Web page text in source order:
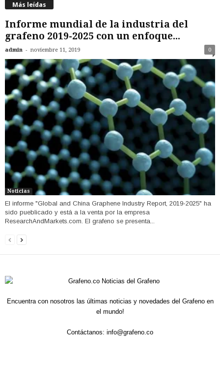
Más leídas
Informe mundial de la industria del
grafeno 2019-2025 con un enfoque...
admin - noviembre 11, 2019 0
Noticias
El informe "Global and China Graphene Industry Report, 2019-2025" ha
sido pueblicado y está a la venta por la empresa
ResearchAndMarkets.com. El grafeno se presenta...
Encuentra con nosotros las últimas noticias y novedades del Grafeno en
el mundo!
Contáctanos: info@grafeno.co